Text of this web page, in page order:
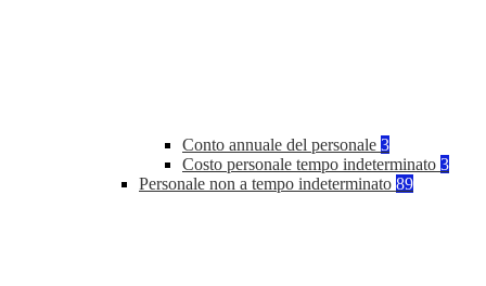
Conto annuale del personale 3
Costo personale tempo indeterminato 3
Personale non a tempo indeterminato 89